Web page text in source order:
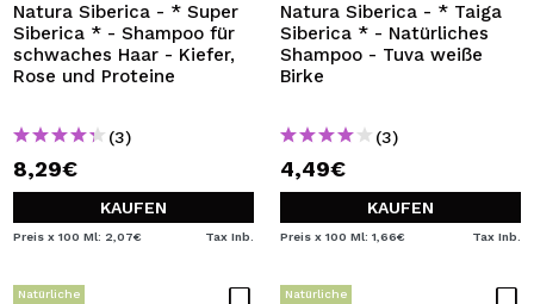
Natura Siberica - * Super
Siberica * - Shampoo für
schwaches Haar - Kiefer,
Rose und Proteine
(3)
8,29€
KAUFEN
Preis x 100 Ml: 2,07€ Tax Inb.
Natura Siberica - * Taiga
Siberica * - Natürliches
Shampoo - Tuva weiße
Birke
(3)
4,49€
KAUFEN
Preis x 100 Ml: 1,66€ Tax Inb.
Natürliche Natürliche